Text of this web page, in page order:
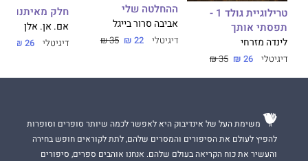
טרילוגיית גולד 1 -
תפסתי אותך
לינדה מזרחי
דיגיטלי 26 ₪
35 ₪
ההחלטה שלי
אביבה סרור בייגל
דיגיטלי 22 ₪
35 ₪
חלק מאיתנו
אם. אן. אלן
דיגיטלי 26 ₪
משימת העל של אינדיבוק היא לאפשר לכמה שיותר סופרים וסופרות
להפיץ לעולם את הסיפורים והמסרים שלהם, לתת לקוראים חופש בחירה
והעשיר את כוח הקריאה בעולם שלהם. אנחנו אוהבים ספרים, סיפורים